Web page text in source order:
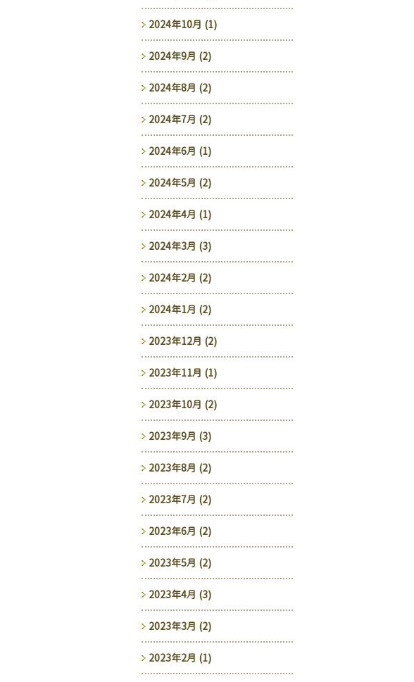
2024年10月 (1)
2024年9月 (2)
2024年8月 (2)
2024年7月 (2)
2024年6月 (1)
2024年5月 (2)
2024年4月 (1)
2024年3月 (3)
2024年2月 (2)
2024年1月 (2)
2023年12月 (2)
2023年11月 (1)
2023年10月 (2)
2023年9月 (3)
2023年8月 (2)
2023年7月 (2)
2023年6月 (2)
2023年5月 (2)
2023年4月 (3)
2023年3月 (2)
2023年2月 (1)